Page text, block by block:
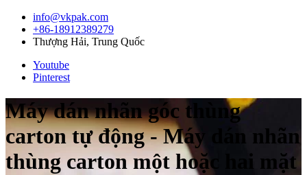
info@vkpak.com
+86-18912389279
Thượng Hải, Trung Quốc
Youtube
Pinterest
Máy dán nhãn góc thùng
carton tự động - Máy dán nhãn
thùng carton một hoặc hai mặt